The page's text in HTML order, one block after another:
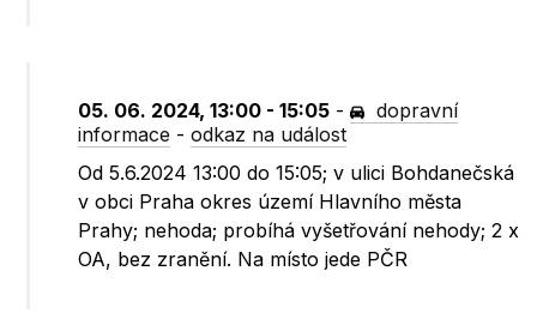
05. 06. 2024, 13:00 - 15:05 -
dopravní
informace -odkaz na událost
Od 5.6.2024 13:00 do 15:05; v ulici Bohdanečská
v obci Praha okres území Hlavního města
Prahy; nehoda; probíhá vyšetřování nehody; 2 x
OA, bez zranění. Na místo jede PČR